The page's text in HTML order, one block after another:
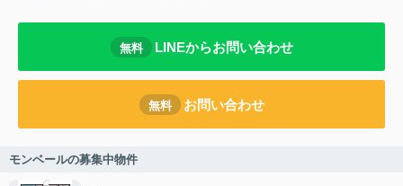
無料 LINEからお問い合わせ
無料 お問い合わせ
モンベールの募集中物件